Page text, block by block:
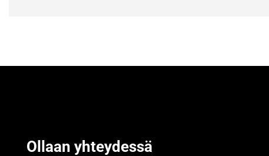
Ollaan yhteydessä